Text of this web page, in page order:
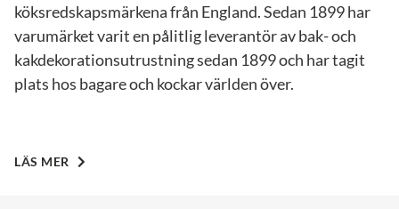
köksredskapsmärkena från England. Sedan 1899 har
varumärket varit en pålitlig leverantör av bak- och
kakdekorationsutrustning sedan 1899 och har tagit
plats hos bagare och kockar världen över.
LÄS MER